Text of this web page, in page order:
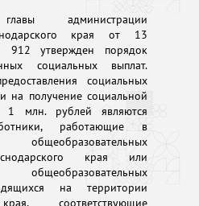
администрации
края от 13
утвержден порядок
социальных выплат.
социальных
на получение социальной
1 млн. рублей являются
работающие в
общеобразовательных
края или
на территории
соответствующие